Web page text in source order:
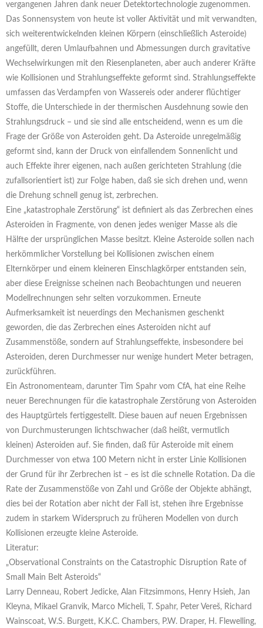
vergangenen Jahren dank neuer Detektortechnologie zugenommen.
Das Sonnensystem von heute ist voller Aktivität und mit verwandten,
sich weiterentwickelnden kleinen Körpern (einschließlich Asteroide)
angefüllt, deren Umlaufbahnen und Abmessungen durch gravitative
Wechselwirkungen mit den Riesenplaneten, aber auch anderer Kräfte
wie Kollisionen und Strahlungseffekte geformt sind. Strahlungseffekte
umfassen das Verdampfen von Wassereis oder anderer flüchtiger
Stoffe, die Unterschiede in der thermischen Ausdehnung sowie den
Strahlungsdruck – und sie sind alle entscheidend, wenn es um die
Frage der Größe von Asteroiden geht. Da Asteroide unregelmäßig
geformt sind, kann der Druck von einfallendem Sonnenlicht und
auch Effekte ihrer eigenen, nach außen gerichteten Strahlung (die
zufallsorientiert ist) zur Folge haben, daß sie sich drehen und, wenn
die Drehung schnell genug ist, zerbrechen.
Eine „katastrophale Zerstörung“ ist definiert als das Zerbrechen eines
Asteroiden in Fragmente, von denen jedes weniger Masse als die
Hälfte der ursprünglichen Masse besitzt. Kleine Asteroide sollen nach
herkömmlicher Vorstellung bei Kollisionen zwischen einem
Elternkörper und einem kleineren Einschlagkörper entstanden sein,
aber diese Ereignisse scheinen nach Beobachtungen und neueren
Modellrechnungen sehr selten vorzukommen. Erneute
Aufmerksamkeit ist neuerdings den Mechanismen geschenkt
geworden, die das Zerbrechen eines Asteroiden nicht auf
Zusammenstöße, sondern auf Strahlungseffekte, insbesondere bei
Asteroiden, deren Durchmesser nur wenige hundert Meter betragen,
zurückführen.
Ein Astronomenteam, darunter Tim Spahr vom CfA, hat eine Reihe
neuer Berechnungen für die katastrophale Zerstörung von Asteroiden
des Hauptgürtels fertiggestellt. Diese bauen auf neuen Ergebnissen
von Durchmusterungen lichtschwacher (daß heißt, vermutlich
kleinen) Asteroiden auf. Sie finden, daß für Asteroide mit einem
Durchmesser von etwa 100 Metern nicht in erster Linie Kollisionen
der Grund für ihr Zerbrechen ist – es ist die schnelle Rotation. Da die
Rate der Zusammenstöße von Zahl und Größe der Objekte abhängt,
dies bei der Rotation aber nicht der Fall ist, stehen ihre Ergebnisse
zudem in starkem Widerspruch zu früheren Modellen von durch
Kollisionen erzeugte kleine Asteroide.
Literatur:
„Observational Constraints on the Catastrophic Disruption Rate of
Small Main Belt Asteroids“
Larry Denneau, Robert Jedicke, Alan Fitzsimmons, Henry Hsieh, Jan
Kleyna, Mikael Granvik, Marco Micheli, T. Spahr, Peter Vereš, Richard
Wainscoat, W.S. Burgett, K.K.C. Chambers, P.W. Draper, H. Flewelling,